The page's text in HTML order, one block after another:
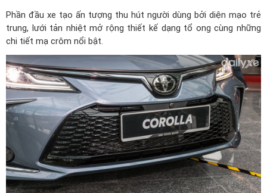
Phần đầu xe tạo ấn tượng thu hút người dùng bởi diện mạo trẻ
trung, lưới tản nhiệt mở rộng thiết kế dạng tổ ong cùng những
chi tiết mạ crôm nổi bật.